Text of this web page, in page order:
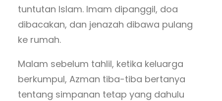
tuntutan Islam. Imam dipanggil, doa
dibacakan, dan jenazah dibawa pulang
ke rumah.
Malam sebelum tahlil, ketika keluarga
berkumpul, Azman tiba-tiba bertanya
tentang simpanan tetap yang dahulu